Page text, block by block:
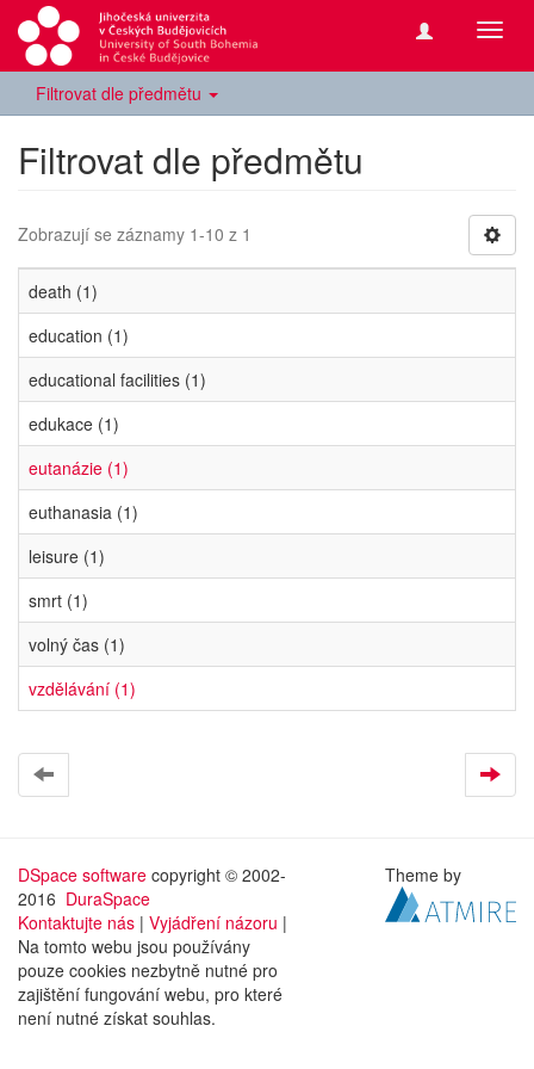
Filtrovat dle předmětu
Filtrovat dle předmětu
Zobrazují se záznamy 1-10 z 1
death (1)
education (1)
educational facilities (1)
edukace (1)
eutanázie (1)
euthanasia (1)
leisure (1)
smrt (1)
volný čas (1)
vzdělávání (1)
DSpace software copyright © 2002-
2016 DuraSpace
Kontaktujte nás | Vyjádření názoru |
Na tomto webu jsou používány
pouze cookies nezbytně nutné pro
zajištění fungování webu, pro které
není nutné získat souhlas.
Theme by